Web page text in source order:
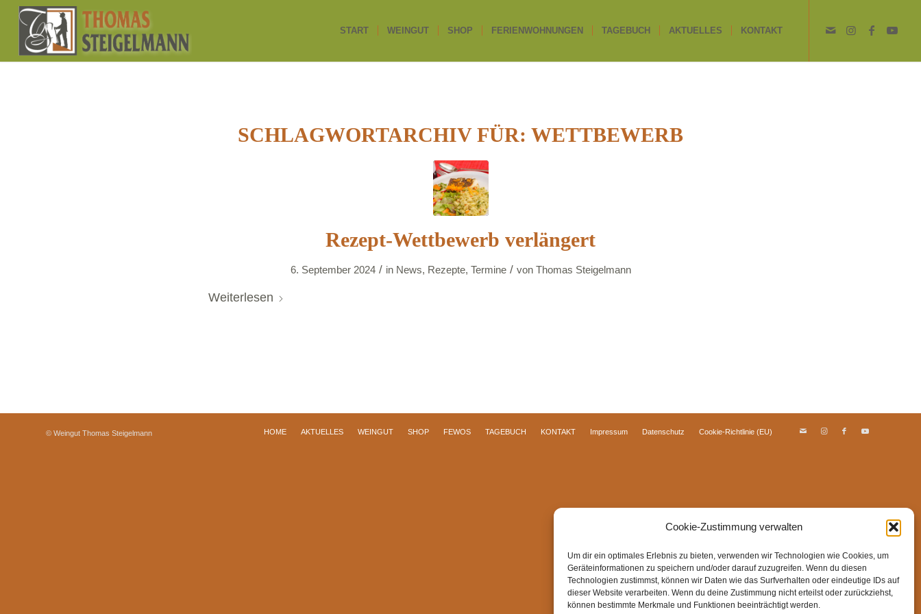
Cookie-Zustimmung verwalten
Um dir ein optimales Erlebnis zu bieten, verwenden wir Technologien wie Cookies, um
Geräteinformationen zu speichern und/oder darauf zuzugreifen. Wenn du diesen
Technologien zustimmst, können wir Daten wie das Surfverhalten oder eindeutige IDs auf
dieser Website verarbeiten. Wenn du deine Zustimmung nicht erteilst oder zurückziehst,
können bestimmte Merkmale und Funktionen beeinträchtigt werden.
START WEINGUT SHOP FERIENWOHNUNGEN TAGEBUCH AKTUELLES KONTAKT
SCHLAGWORTARCHIV FÜR: WETTBEWERB
Rezept-Wettbewerb verlängert
6. September 2024 / in News, Rezepte, Termine / von Thomas Steigelmann
Weiterlesen
© Weingut Thomas Steigelmann HOME AKTUELLES WEINGUT SHOP FEWOS TAGEBUCH KONTAKT Impressum Datenschutz Cookie-Richtlinie (EU)